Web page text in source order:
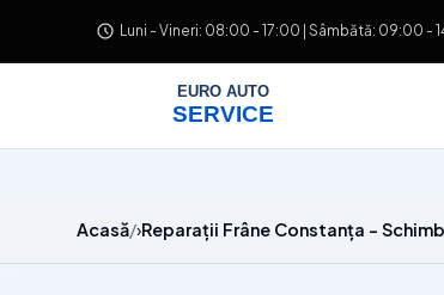
Luni - Vineri: 08:00 - 17:00 | Sâmbătă: 09:00 -
Acasă Reparații Frâne Constanța -